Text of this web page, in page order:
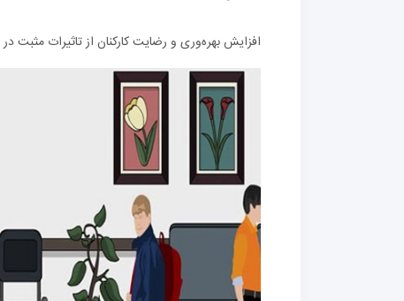
افزایش بهره‌وری و رضایت کارکنان از تاثیرات مثبت